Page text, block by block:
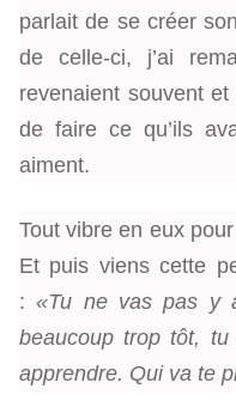
parlait de se créer
de celle-ci, j’ai
revenaient souvent
de faire ce qu’ils
aiment.
Tout vibre en eux
Et puis viens cette
:«Tu ne vas pas y
beaucoup trop tôt,
apprendre. Qui va te